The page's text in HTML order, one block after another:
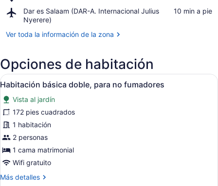
de
Kariakoo
Dar es Salaam (DAR-A. Internacional Julius
Nyerere)
Airport,
Dar
Salaam
Internacional
Julius
Nyerere)
‪10 min a pie‬
Ver toda la información de la zona
Opciones de habitación
Abrir
todas
las
fotos
de
Habitación
básica
doble,
para
no
Una cama cuidadosamente
26
Habitación básica doble, para no fumadores
Vista al jardín
172 pies cuadrados
1 habitación
2 personas
1 cama matrimonial
Wifi gratuito
Más detalles
Más